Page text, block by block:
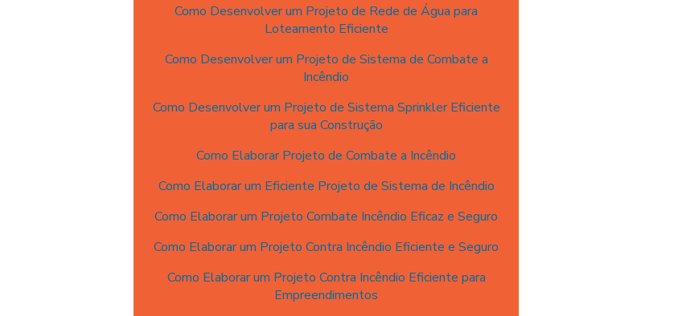
Como Desenvolver um Projeto de Rede de Água para
Loteamento Eficiente
Como Desenvolver um Projeto de Sistema de Combate a
Incêndio
Como Desenvolver um Projeto de Sistema Sprinkler Eficiente
para sua Construção
Como Elaborar Projeto de Combate a Incêndio
Como Elaborar um Eficiente Projeto de Sistema de Incêndio
Como Elaborar um Projeto Combate Incêndio Eficaz e Seguro
Como Elaborar um Projeto Contra Incêndio Eficiente e Seguro
Como Elaborar um Projeto Contra Incêndio Eficiente para
Empreendimentos